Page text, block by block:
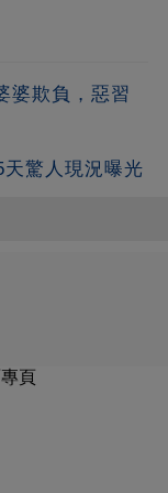
婆欺負，惡習
驚人現況曝光
頁